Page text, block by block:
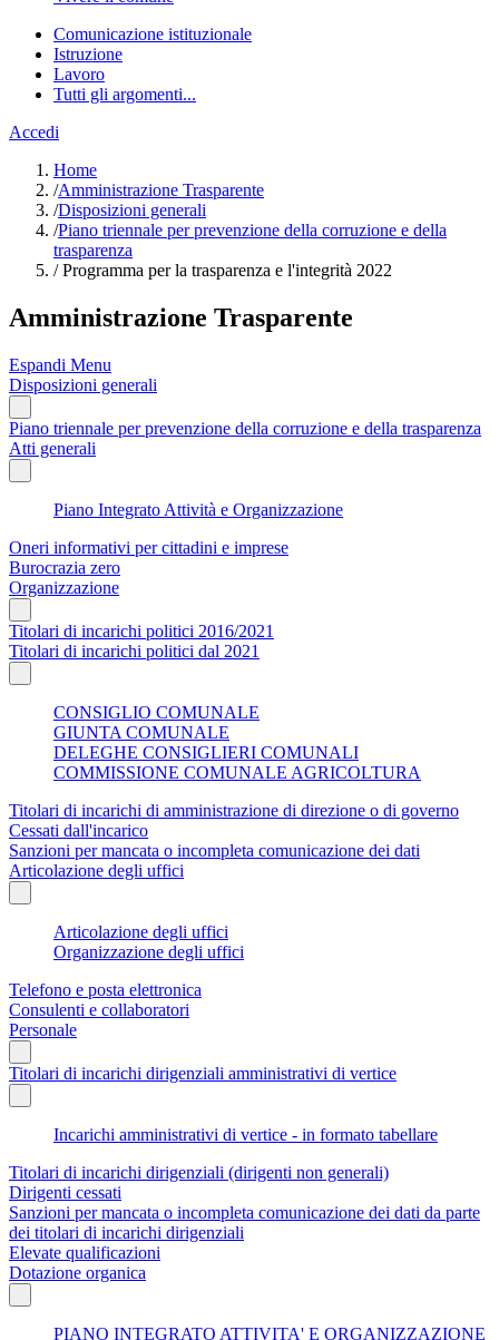
Comunicazione istituzionale
Istruzione
Lavoro
Tutti gli argomenti...
Accedi
Home
/Amministrazione Trasparente
/Disposizioni generali
/Piano triennale per prevenzione della corruzione e della
trasparenza
/Programma per la trasparenza e l'integrità 2022
Amministrazione Trasparente
Espandi Menu
Disposizioni generali
Piano triennale per prevenzione della corruzione e della trasparenza
Atti generali
Piano Integrato Attività e Organizzazione
Oneri informativi per cittadini e imprese
Burocrazia zero
Organizzazione
Titolari di incarichi politici 2016/2021
Titolari di incarichi politici dal 2021
CONSIGLIO COMUNALE
GIUNTA COMUNALE
DELEGHE CONSIGLIERI COMUNALI
COMMISSIONE COMUNALE AGRICOLTURA
Titolari di incarichi di amministrazione di direzione o di governo
Cessati dall'incarico
Sanzioni per mancata o incompleta comunicazione dei dati
Articolazione degli uffici
Articolazione degli uffici
Organizzazione degli uffici
Telefono e posta elettronica
Consulenti e collaboratori
Personale
Titolari di incarichi dirigenziali amministrativi di vertice
Incarichi amministrativi di vertice - in formato tabellare
Titolari di incarichi dirigenziali (dirigenti non generali)
Dirigenti cessati
Sanzioni per mancata o incompleta comunicazione dei dati da parte
dei titolari di incarichi dirigenziali
Elevate qualificazioni
Dotazione organica
PIANO INTEGRATO ATTIVITA' E ORGANIZZAZIONE